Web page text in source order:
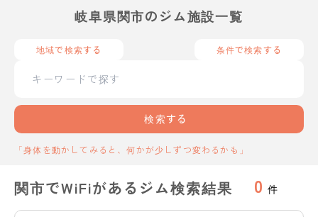
岐阜県関市のジム施設一覧
地域で検索する 条件で検索する
検索する
「身体を動かしてみると、何かが少しずつ変わるかも」
関市でWiFiがあるジム検索結果 0 件